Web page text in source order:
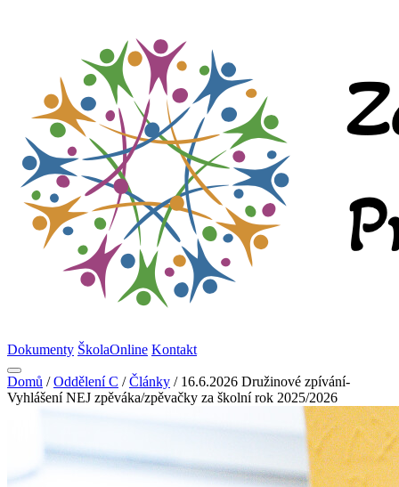
Dokumenty ŠkolaOnline Kontakt
Domů / Oddělení C / Články / 16.6.2026 Družinové zpívání-
Vyhlášení NEJ zpěváka/zpěvačky za školní rok 2025/2026